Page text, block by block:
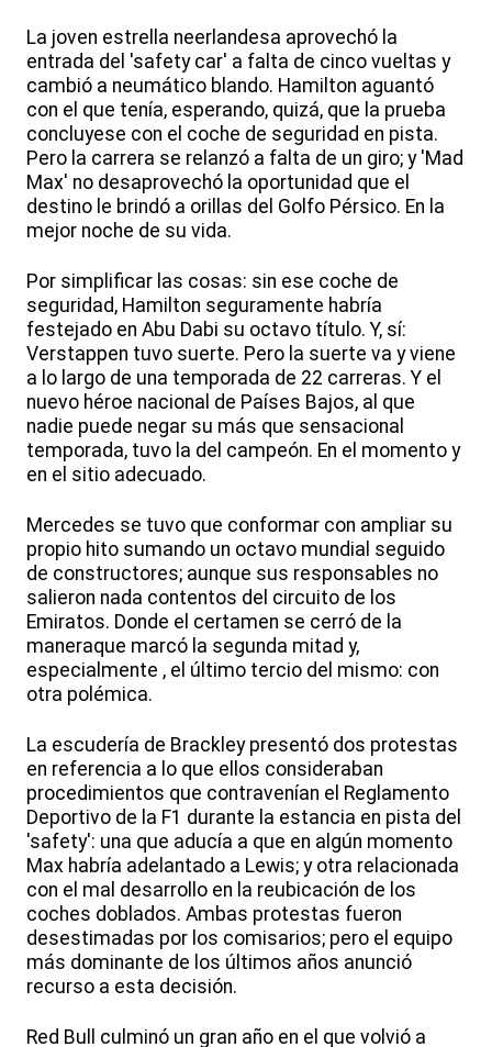
La joven estrella neerlandesa aprovechó la
entrada del 'safety car' a falta de cinco vueltas y
cambió a neumático blando. Hamilton aguantó
con el que tenía, esperando, quizá, que la prueba
concluyese con el coche de seguridad en pista.
Pero la carrera se relanzó a falta de un giro; y 'Mad
Max' no desaprovechó la oportunidad que el
destino le brindó a orillas del Golfo Pérsico. En la
mejor noche de su vida.
Por simplificar las cosas: sin ese coche de
seguridad, Hamilton seguramente habría
festejado en Abu Dabi su octavo título. Y, sí:
Verstappen tuvo suerte. Pero la suerte va y viene
a lo largo de una temporada de 22 carreras. Y el
nuevo héroe nacional de Países Bajos, al que
nadie puede negar su más que sensacional
temporada, tuvo la del campeón. En el momento y
en el sitio adecuado.
Mercedes se tuvo que conformar con ampliar su
propio hito sumando un octavo mundial seguido
de constructores; aunque sus responsables no
salieron nada contentos del circuito de los
Emiratos. Donde el certamen se cerró de la
maneraque marcó la segunda mitad y,
especialmente , el último tercio del mismo: con
otra polémica.
La escudería de Brackley presentó dos protestas
en referencia a lo que ellos consideraban
procedimientos que contravenían el Reglamento
Deportivo de la F1 durante la estancia en pista del
'safety': una que aducía a que en algún momento
Max habría adelantado a Lewis; y otra relacionada
con el mal desarrollo en la reubicación de los
coches doblados. Ambas protestas fueron
desestimadas por los comisarios; pero el equipo
más dominante de los últimos años anunció
recurso a esta decisión.
Red Bull culminó un gran año en el que volvió a